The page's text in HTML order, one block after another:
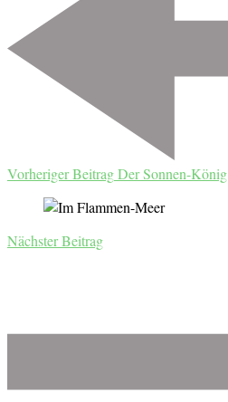
Vorheriger BeitragDer Sonnen-König
Nächster Beitrag